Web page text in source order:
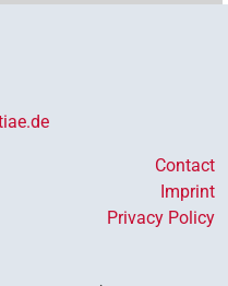
Contact
Imprint
Privacy Policy